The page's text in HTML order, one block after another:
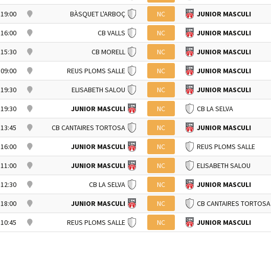
19:00 BÀSQUET L'ARBOÇ NC JUNIOR MASCULI
16:00 CB VALLS NC JUNIOR MASCULI
15:30 CB MORELL NC JUNIOR MASCULI
09:00 REUS PLOMS SALLE NC JUNIOR MASCULI
19:30 ELISABETH SALOU NC JUNIOR MASCULI
19:30 JUNIOR MASCULI NC CB LA SELVA
13:45 CB CANTAIRES TORTOSA NC JUNIOR MASCULI
16:00 JUNIOR MASCULI NC REUS PLOMS SALLE
11:00 JUNIOR MASCULI NC ELISABETH SALOU
12:30 CB LA SELVA NC JUNIOR MASCULI
18:00 JUNIOR MASCULI NC CB CANTAIRES TORTOSA
10:45 REUS PLOMS SALLE NC JUNIOR MASCULI